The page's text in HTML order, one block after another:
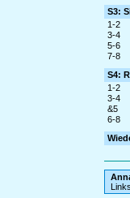
S3:
1-2
3-4
5-6
7-8
S4:
1-2
3-4
&5
6-8